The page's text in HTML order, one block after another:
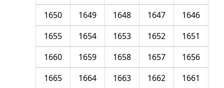
1646
1647
1648
1649
1650
1651
1652
1653
1654
1655
1656
1657
1658
1659
1660
1661
1662
1663
1664
1665